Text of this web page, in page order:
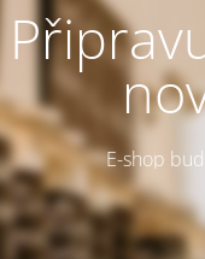
E-shop